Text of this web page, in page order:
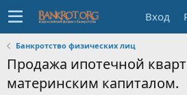
Вход
Банкротство физических лиц
Продажа ипотечной
материнским капиталом.